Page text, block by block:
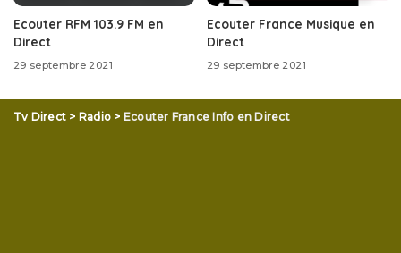
Ecouter RFM 103.9 FM en
Direct
29 septembre 2021
Ecouter France Musique en
Direct
29 septembre 2021
Tv Direct > Radio > Ecouter France Info en Direct